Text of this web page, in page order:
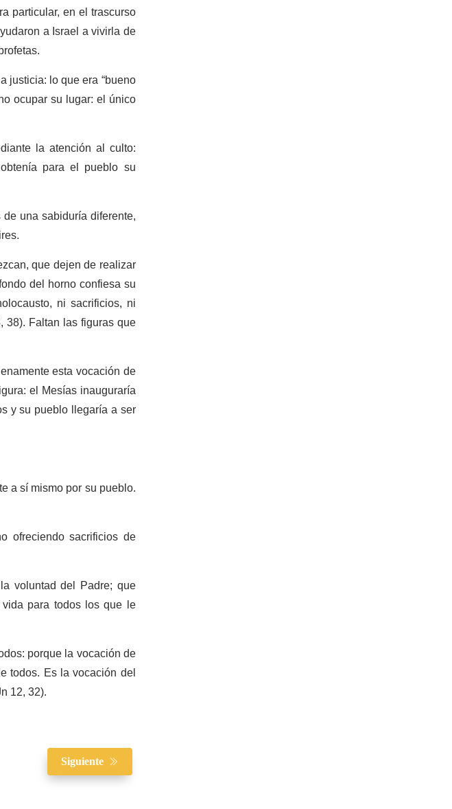
particular, en el trascurso
a Israel a vivirla de
justicia: lo que era “bueno
ocupar su lugar: el único
la atención al culto:
para el pueblo su
una sabiduría diferente,
que dejen de realizar
del horno confiesa su
ni sacrificios, ni
38). Faltan las figuras que
esta vocación de
el Mesías inauguraría
y su pueblo llegaría a ser
a sí mismo por su pueblo.
ofreciendo sacrificios de
voluntad del Padre; que
para todos los que le
porque la vocación de
todos. Es la vocación del
12, 32).
Siguiente